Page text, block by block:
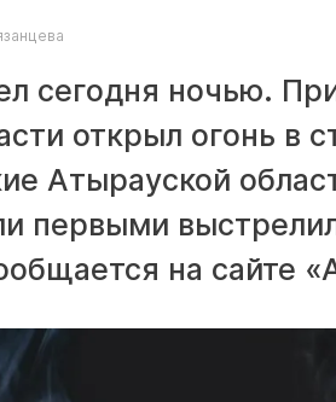
сегодня ночью.
открыл огонь в
Атырауской
первыми
на сайте